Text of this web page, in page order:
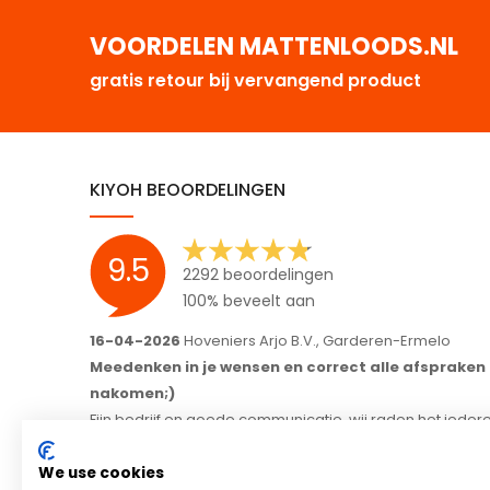
VOORDELEN MATTENLOODS.NL
gratis retour bij vervangend product
KIYOH BEOORDELINGEN
9.5
2292 beoordelingen
100% beveelt aan
het iedereen
15-04-2026Jeanette, Woudenberg
Snelle sevice en goed product
Top
We use cookies